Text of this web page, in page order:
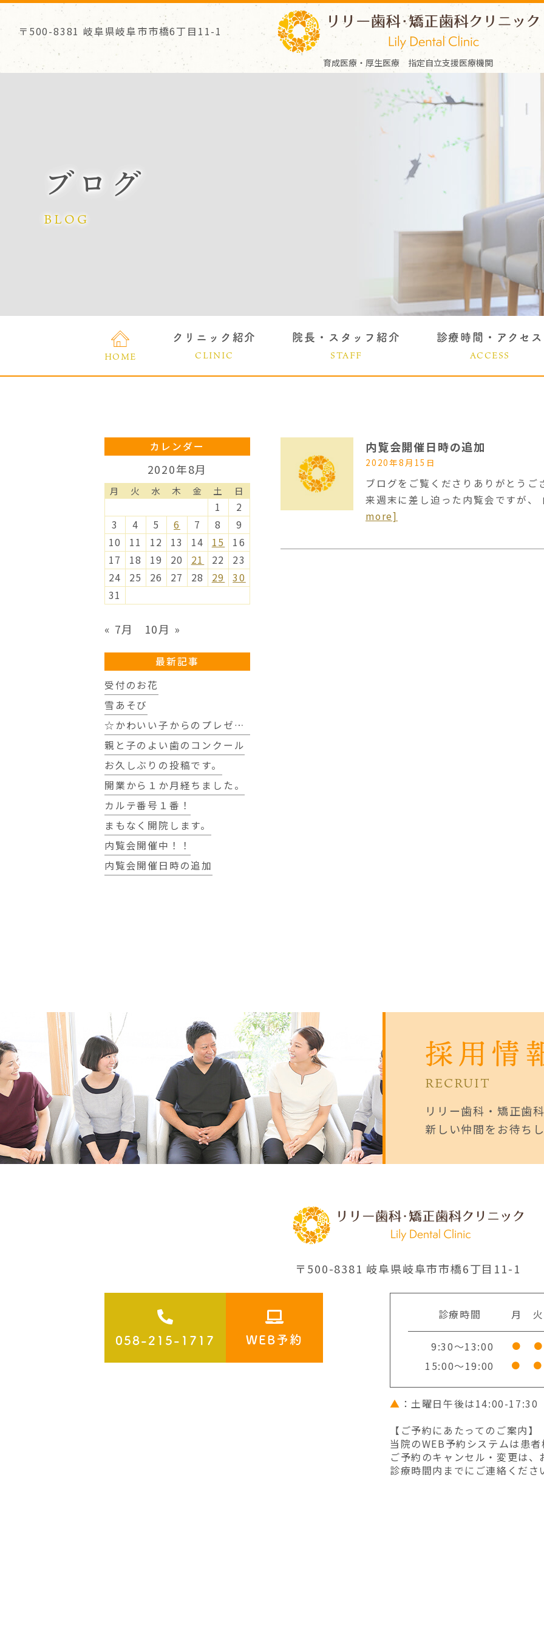
〒500-8381 岐阜県岐阜市市橋6丁目11-1
育成医療・厚生医療 指定自立支援医療機関
ブログ
BLOG
HOME
クリニック紹介
CLINIC
院長・スタッフ紹介
STAFF
診療時間・アクセス
ACCESS
内覧会開催日時の追加
2020年8月15日
ブログをご覧くださりありがとう
来週末に差し迫った内覧会ですが
more]
カレンダー
2020年8月
月 火 水 木 金 土 日
1
2
3
4 5 6 7 8
9
10
11 12 13 14 15
16
17
18 19 20 21 22
23
24
25 26 27 28 29
30
31
« 7月 10月 »
最新記事
受付のお花
雪あそび
☆かわいい子からのプレゼント☆
親と子のよい歯のコンクール
お久しぶりの投稿です。
開業から１か月経ちました。
カルテ番号１番！
まもなく開院します。
内覧会開催中！！
内覧会開催日時の追加
採用情
RECRUIT
リリー歯科・矯正歯
新しい仲間をお待ち
〒500-8381 岐阜県岐阜市市橋6丁目11-1
058-215-1717 WEB予約
診療時間 月 火
9:30～13:00 ● ●
15:00～19:00 ● ●
▲ ：土曜日午後は14:00-
【ご予約にあたってのご案内】
当院のWEB予約システムは患
ご予約のキャンセル・変更は
診療時間内までにご連絡くださ